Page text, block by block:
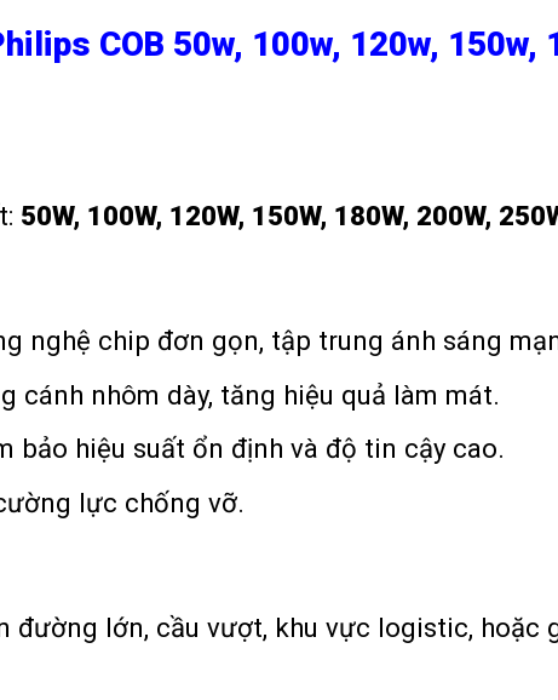
COB 50w, 100w, 120w, 150w,
50W, 100W, 120W, 150W, 180W, 200W,
nghệ chip đơn gọn, tập trung ánh sáng
cánh nhôm dày, tăng hiệu quả làm mát.
bảo hiệu suất ổn định và độ tin cậy cao.
lực chống vỡ.
đường lớn, cầu vượt, khu vực logistic, hoặc